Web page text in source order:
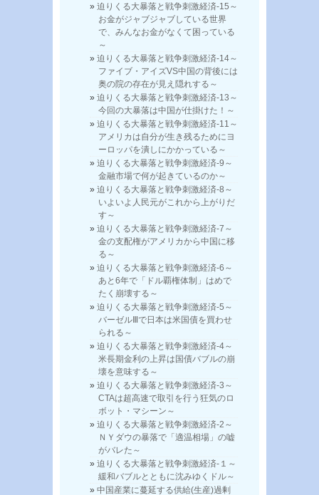
迫りくる大暴落と戦争刺激経済-15～
お金がジャブジャブしている世界
で、みんなお金がなくて困っている
～
迫りくる大暴落と戦争刺激経済-14～
ファイブ・アイズVS中国の背後には
奥の院の存在が見え隠れする～
迫りくる大暴落と戦争刺激経済-13～
今回の大暴落は中国が仕掛けた！～
迫りくる大暴落と戦争刺激経済-11～
アメリカは自分が生き残るためにヨ
ーロッパを潰しにかかっている～
迫りくる大暴落と戦争刺激経済-9～
金融市場で何が起きているのか～
迫りくる大暴落と戦争刺激経済-8～
いよいよ人民元がこれから上がりだ
す～
迫りくる大暴落と戦争刺激経済-7～
金の支配権がアメリカから中国に移
る～
迫りくる大暴落と戦争刺激経済-6～
あと6年で「ドル覇権体制」はめで
たく崩壊する～
迫りくる大暴落と戦争刺激経済-5～
バーゼルⅢで日本は米国債を買わせ
られる～
迫りくる大暴落と戦争刺激経済-4～
米長期金利の上昇は国債バブルの崩
壊を意味する～
迫りくる大暴落と戦争刺激経済-3～
CTAは超高速で取引を行う狂気のロ
ボット・マシーン～
迫りくる大暴落と戦争刺激経済-2～
ＮＹダウの暴落で「適温相場」の嘘
がバレた～
迫りくる大暴落と戦争刺激経済-１～
緩和バブルとともに沈みゆくドル～
中国産業に蔓延する供給(生産)過剰